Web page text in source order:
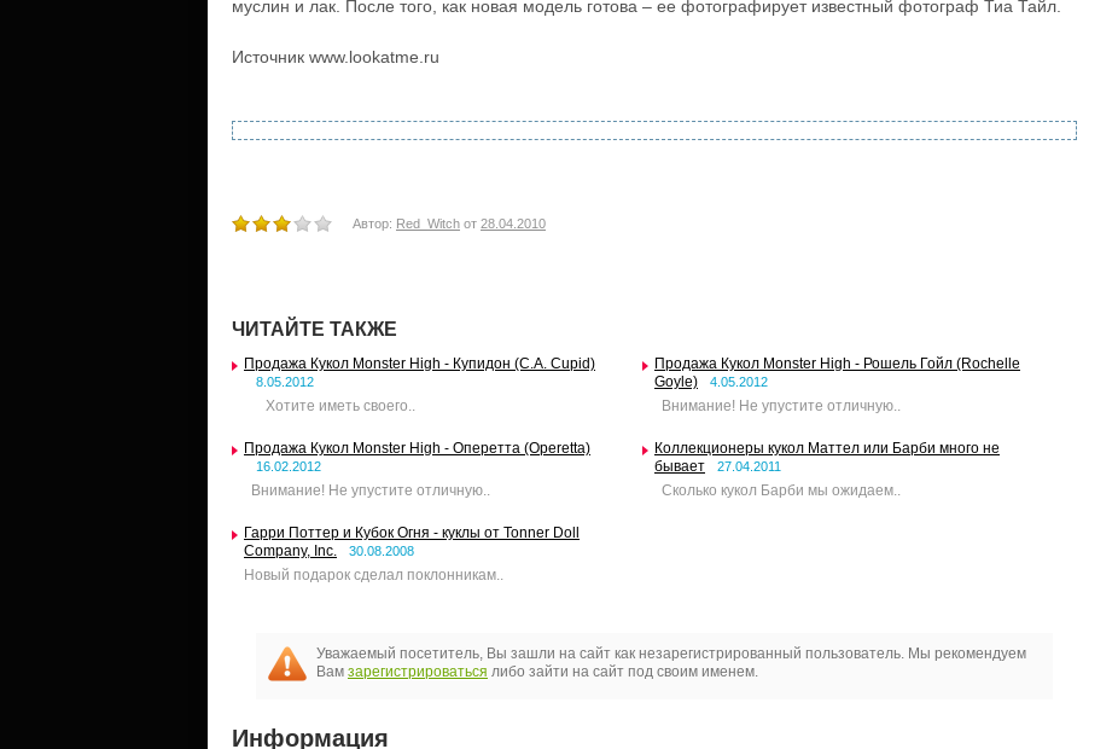
муслин и лак. После того, как новая модель готова – ее фотографирует известный фотограф Тиа Тайл.
Источник www.lookatme.ru
Автор: Red_Witch от 28.04.2010
ЧИТАЙТЕ ТАКЖЕ
Продажа Кукол Monster High - Купидон (C.A. Cupid)
8.05.2012
Хотите иметь своего..
Продажа Кукол Monster High - Рошель Гойл (Rochelle
Goyle)
4.05.2012
Внимание! Не упустите отличную..
Продажа Кукол Monster High - Оперетта (Operetta)
16.02.2012
Внимание! Не упустите отличную..
Коллекционеры кукол Маттел или Барби много не
бывает
27.04.2011
Сколько кукол Барби мы ожидаем..
Гарри Поттер и Кубок Огня - куклы от Tonner Doll
Company, Inc.
30.08.2008
Новый подарок сделал поклонникам..
Уважаемый посетитель, Вы зашли на сайт как незарегистрированный пользователь. Мы рекомендуем
Вам зарегистрироваться либо зайти на сайт под своим именем.
Информация